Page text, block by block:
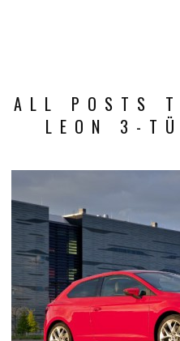
ALL POSTS
LEON 3-